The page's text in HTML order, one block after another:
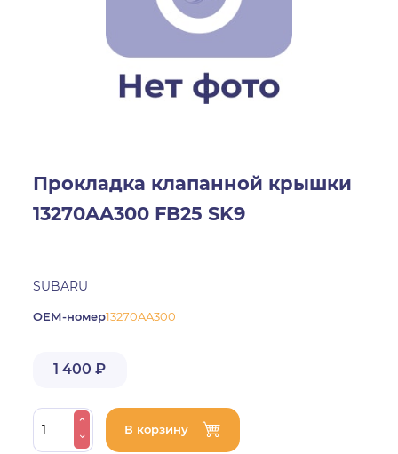
Прокладка клапанной крышки
13270AA300 FB25 SK9
SUBARU
ОЕМ-номер13270AA300
1 400 ₽
В корзину